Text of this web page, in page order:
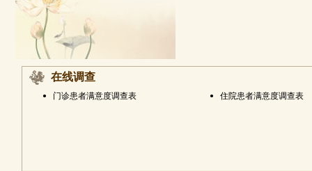
在线调查
• 门诊患者满意度调查表 • 住院患者满意度调查表